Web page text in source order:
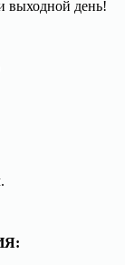
выходной день!